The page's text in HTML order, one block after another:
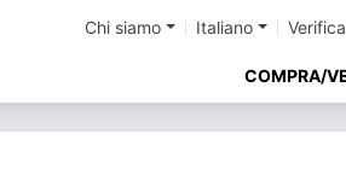
Chi siamo Italiano
COMPRA/